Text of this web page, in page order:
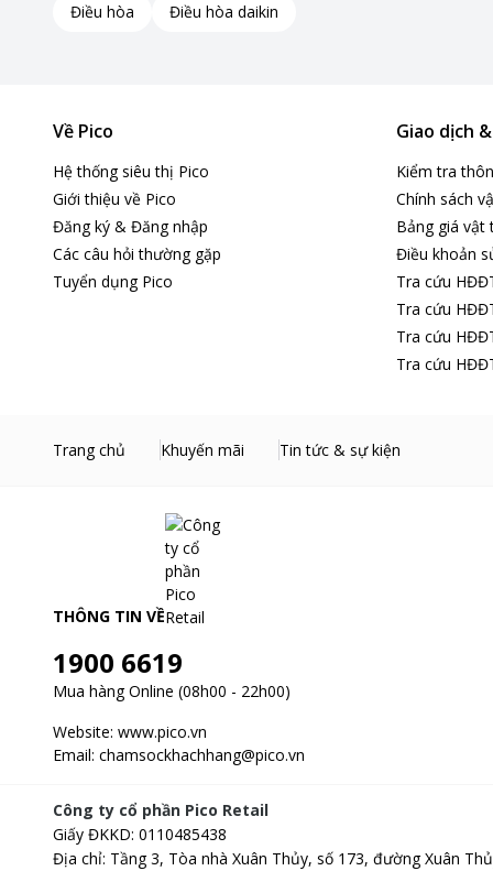
Điều hòa
Điều hòa daikin
Về Pico
Hệ thống siêu thị Pico
Giới thiệu về Pico
Đăng ký & Đăng nhập
Các câu hỏi thường gặp
Tuyển dụng Pico
Giao dịch
Kiểm tra
Chính sách
Bảng giá vật
Điều khoản
Tra cứu
Tra cứu
Tra cứu
Tra cứu
Trang chủ Khuyến mãi Tin tức & sự kiện
THÔNG TIN VỀ
1900 6619
Mua hàng Online (08h00 - 22h00)
Website: www.pico.vn
Email: chamsockhachhang@pico.vn
Công ty cổ phần Pico Retail
Giấy ĐKKD: 0110485438
Địa chỉ: Tầng 3, Tòa nhà Xuân Thủy, số 173, đường Xuân